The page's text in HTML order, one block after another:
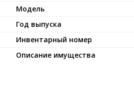
Модель
Год выпуска
Инвентарный номер
Описание имущества